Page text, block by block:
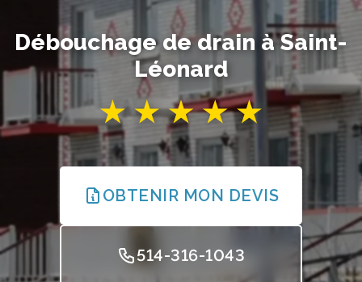
Débouchage de drain à Saint-
Léonard
OBTENIR MON DEVIS
514-316-1043